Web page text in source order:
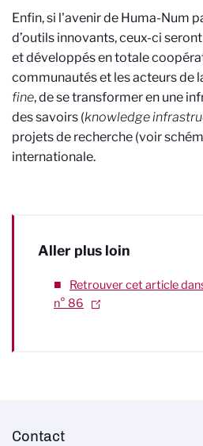
Enfin, si l'avenir de Huma-Num
d’outils innovants, ceux-ci
et développés en totale
communautés et les acteurs de
fine, de se transformer en une
des savoirs (knowledge
projets de recherche (voir
internationale.
Aller plus loin
Retrouver cet article
n° 86
Contact